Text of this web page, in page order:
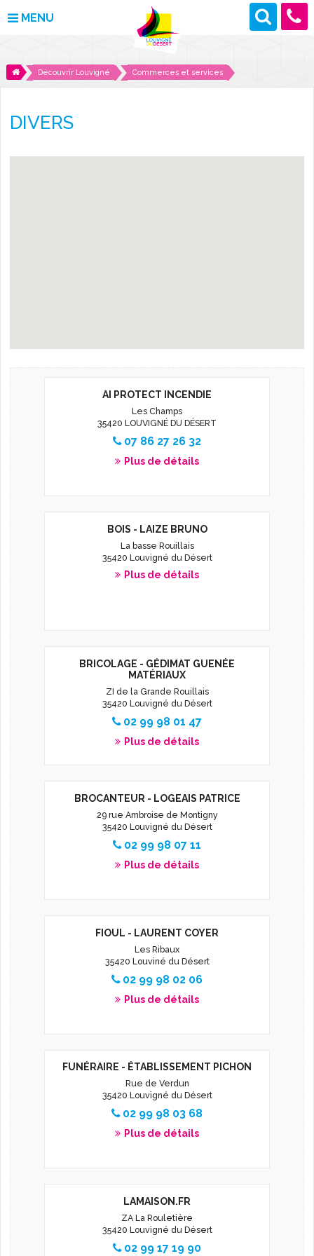
MENU
MAIRIE
DÉCOUVRIR LOUVIGNÉ
Découvrir Louvigné Commerces et services
DIVERS
AI PROTECT INCENDIE
Les Champs
35420 LOUVIGNÉ DU DÉSERT
07 86 27 26 32
Plus de détails
BOIS - LAIZE BRUNO
La basse Rouillais
35420 Louvigné du Désert
Plus de détails
BRICOLAGE - GÉDIMAT GUENÉE
MATÉRIAUX
ZI de la Grande Rouillais
35420 Louvigné du Désert
02 99 98 01 47
Plus de détails
BROCANTEUR - LOGEAIS PATRICE
29 rue Ambroise de Montigny
35420 Louvigné du Désert
02 99 98 07 11
Plus de détails
FIOUL - LAURENT COYER
Les Ribaux
35420 Louviné du Désert
02 99 98 02 06
Plus de détails
FUNÉRAIRE - ÉTABLISSEMENT PICHON
Rue de Verdun
35420 Louvigné du Désert
02 99 98 03 68
Plus de détails
LAMAISON.FR
ZA La Rouletière
35420 Louvigné du Désert
02 99 17 19 90